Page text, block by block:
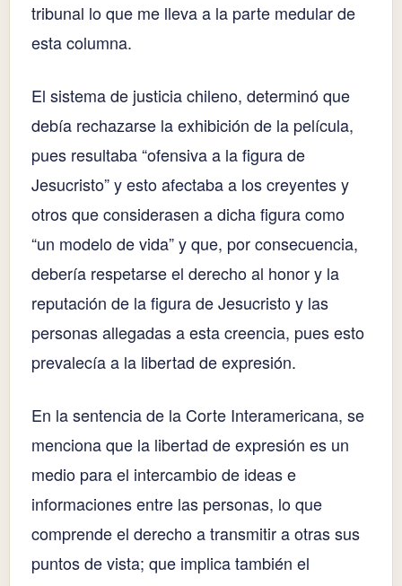
tribunal lo que me lleva a la parte medular de
esta columna.
El sistema de justicia chileno, determinó que
debía rechazarse la exhibición de la película,
pues resultaba “ofensiva a la figura de
Jesucristo” y esto afectaba a los creyentes y
otros que considerasen a dicha figura como
“un modelo de vida” y que, por consecuencia,
debería respetarse el derecho al honor y la
reputación de la figura de Jesucristo y las
personas allegadas a esta creencia, pues esto
prevalecía a la libertad de expresión.
En la sentencia de la Corte Interamericana, se
menciona que la libertad de expresión es un
medio para el intercambio de ideas e
informaciones entre las personas, lo que
comprende el derecho a transmitir a otras sus
puntos de vista; que implica también el